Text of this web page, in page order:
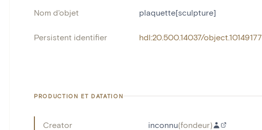
Nom d'objet plaquette[sculpture]
Persistent identifier hdl:20.500.14037/object.10149177
PRODUCTION ET DATATION
Creator inconnu(fondeur)